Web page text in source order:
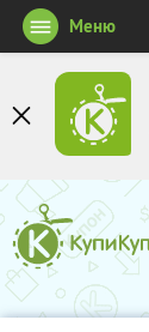
Меню